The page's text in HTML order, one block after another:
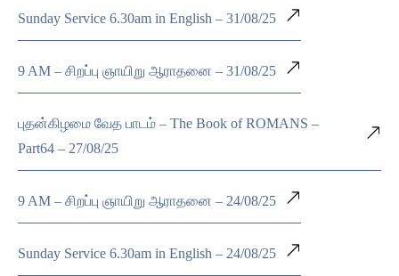
Sunday Service 6.30am in English – 31/08/25
9 AM – சிறப்பு ஞாயிறு ஆராதனை – 31/08/25
புதன்கிழமை வேத பாடம் – The Book of ROMANS –
Part64 – 27/08/25
9 AM – சிறப்பு ஞாயிறு ஆராதனை – 24/08/25
Sunday Service 6.30am in English – 24/08/25